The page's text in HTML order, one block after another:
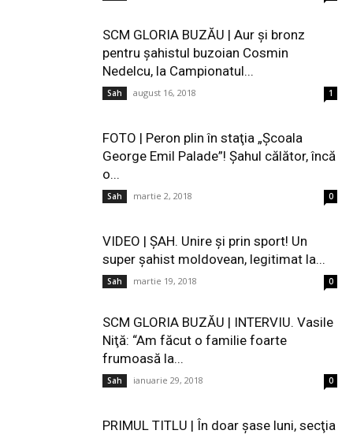
SCM GLORIA BUZĂU | Aur şi bronz
pentru şahistul buzoian Cosmin
Nedelcu, la Campionatul...
Sah august 16, 2018 1
FOTO | Peron plin în staţia „Şcoala
George Emil Palade”! Şahul călător, încă
o...
Sah martie 2, 2018 0
VIDEO | ŞAH. Unire şi prin sport! Un
super şahist moldovean, legitimat la...
Sah martie 19, 2018 0
SCM GLORIA BUZĂU | INTERVIU. Vasile
Niţă: “Am făcut o familie foarte
frumoasă la...
Sah ianuarie 29, 2018 0
PRIMUL TITLU | În doar şase luni, secţia